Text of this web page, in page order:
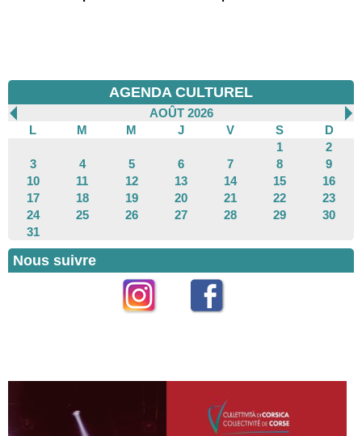
AGENDA CULTUREL
AOÛT 2026
L
M M J V S
D
1
2
3
4 5 6 7 8
9
10
11 12 13 14 15
16
17
18 19 20 21 22
23
24
25 26 27 28 29
30
31
Nous suivre